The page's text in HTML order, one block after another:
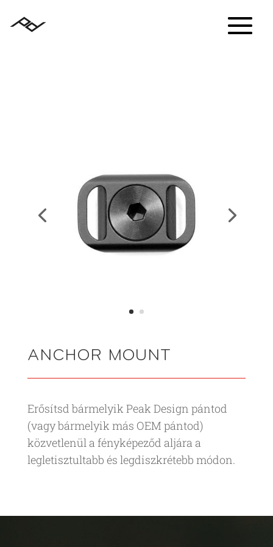
ANCHOR MOUNT
Erősítsd bármelyik Peak Design pántod
(vagy bármelyik más OEM pántod)
közvetlenül a fényképeződ aljára a
legletisztultabb és legdiszkrétebb módon.